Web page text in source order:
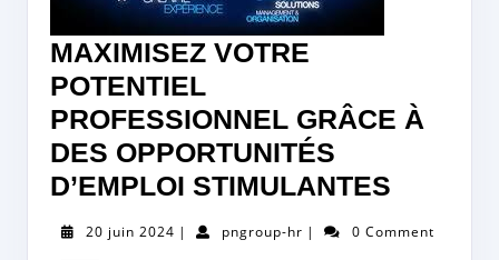
MAXIMISEZ VOTRE
POTENTIEL
PROFESSIONNEL GRÂCE À
DES OPPORTUNITÉS
D’EMPLOI STIMULANTES
20 juin 2024 20| pngroup-hrpngroup-
| 0 Comment